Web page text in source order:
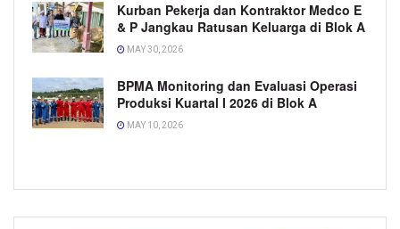
Kurban Pekerja dan Kontraktor Medco E
& P Jangkau Ratusan Keluarga di Blok A
MAY 30, 2026
BPMA Monitoring dan Evaluasi Operasi
Produksi Kuartal I 2026 di Blok A
MAY 10, 2026